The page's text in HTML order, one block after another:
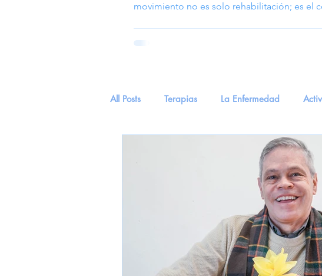
movimiento no es solo rehabilitación; es el
All Posts Terapias La Enfermedad
tecnología
Hierba Medicinal
EnvejecimientoYSentidos